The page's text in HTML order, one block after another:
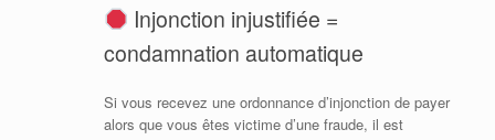
Injonction injustifiée =
condamnation automatique
Si vous recevez une ordonnance d’injonction de payer
alors que vous êtes victime d’une fraude, il est